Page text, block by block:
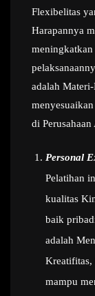
Flexibelitas
Harapannya
adalah
di Perusahaan
Personal
Pelatihan
kualitas
baik
adalah
Kreatifitas,
mampu